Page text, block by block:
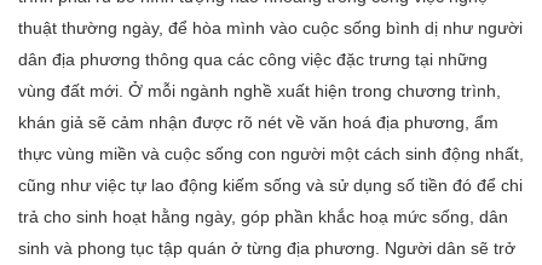
thuật thường ngày, để hòa mình vào cuộc sống bình dị như người
dân địa phương thông qua các công việc đặc trưng tại những
vùng đất mới. Ở mỗi ngành nghề xuất hiện trong chương trình,
khán giả sẽ cảm nhận được rõ nét về văn hoá địa phương, ẩm
thực vùng miền và cuộc sống con người một cách sinh động nhất,
cũng như việc tự lao động kiếm sống và sử dụng số tiền đó để chi
trả cho sinh hoạt hằng ngày, góp phần khắc hoạ mức sống, dân
sinh và phong tục tập quán ở từng địa phương. Người dân sẽ trở